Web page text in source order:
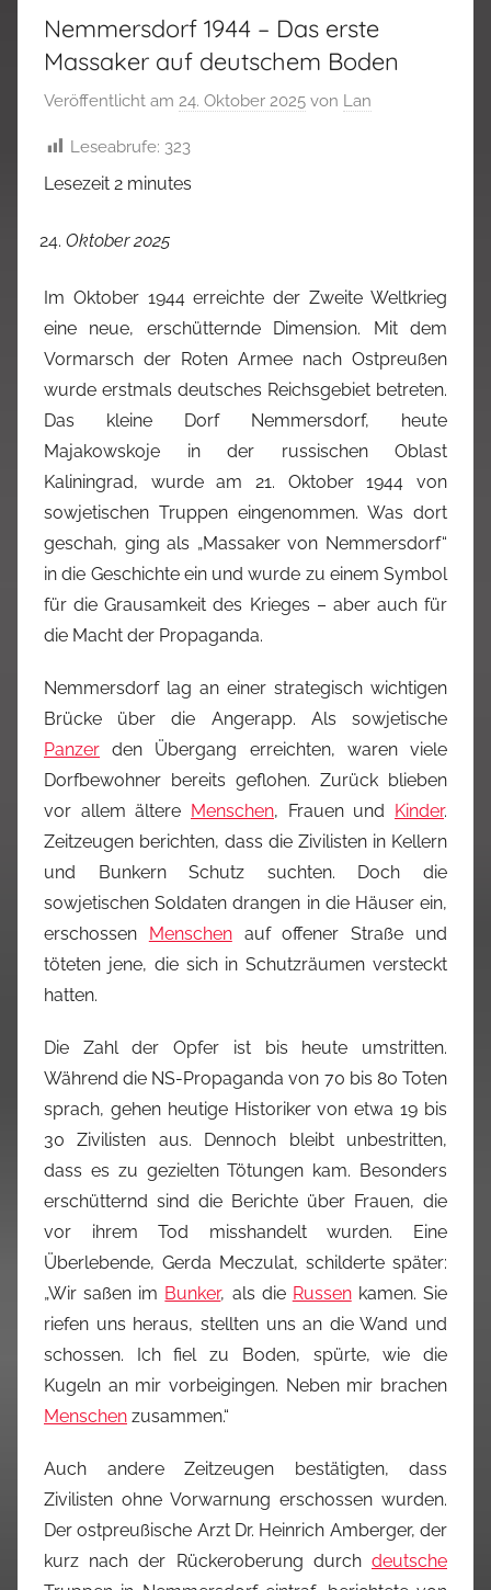
Nemmersdorf 1944 – Das erste
Massaker auf deutschem Boden
Veröffentlicht am 24. Oktober 2025 von Lan
Leseabrufe: 323
Lesezeit 2 minutes
Oktober 2025
Im Oktober 1944 erreichte der Zweite Weltkrieg
eine neue, erschütternde Dimension. Mit dem
Vormarsch der Roten Armee nach Ostpreußen
wurde erstmals deutsches Reichsgebiet betreten.
Das kleine Dorf Nemmersdorf, heute
Majakowskoje in der russischen Oblast
Kaliningrad, wurde am 21. Oktober 1944 von
sowjetischen Truppen eingenommen. Was dort
geschah, ging als „Massaker von Nemmersdorf“
in die Geschichte ein und wurde zu einem Symbol
für die Grausamkeit des Krieges – aber auch für
die Macht der Propaganda.
Nemmersdorf lag an einer strategisch wichtigen
Brücke über die Angerapp. Als sowjetische
Panzer den Übergang erreichten, waren viele
Dorfbewohner bereits geflohen. Zurück blieben
vor allem ältere Menschen, Frauen und Kinder.
Zeitzeugen berichten, dass die Zivilisten in Kellern
und Bunkern Schutz suchten. Doch die
sowjetischen Soldaten drangen in die Häuser ein,
erschossen
Menschenauf offener Straße und
töteten jene, die sich in Schutzräumen versteckt
hatten.
Die Zahl der Opfer ist bis heute umstritten.
Während die NS-Propaganda von 70 bis 80 Toten
sprach, gehen heutige Historiker von etwa 19 bis
30 Zivilisten aus. Dennoch bleibt unbestritten,
dass es zu gezielten Tötungen kam. Besonders
erschütternd sind die Berichte über Frauen, die
vor ihrem Tod misshandelt wurden. Eine
Überlebende, Gerda Meczulat, schilderte später:
„Wir saßen im Bunker, als die Russenkamen. Sie
riefen uns heraus, stellten uns an die Wand und
schossen. Ich fiel zu Boden, spürte, wie die
Kugeln an mir vorbeigingen. Neben mir brachen
Menschen zusammen.“
Auch andere Zeitzeugen bestätigten, dass
Zivilisten ohne Vorwarnung erschossen wurden.
Der ostpreußische Arzt Dr. Heinrich Amberger, der
kurz nach der Rückeroberung durch deutsche